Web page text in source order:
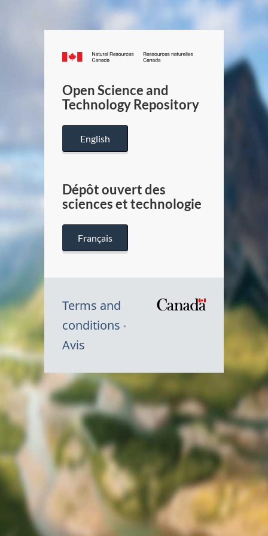
Canada.ca
/
Canada
Open Science and
Technology Repository
English
Dépôt ouvert des
sciences et technologie
Français
Terms and
conditions
Avis
Canada